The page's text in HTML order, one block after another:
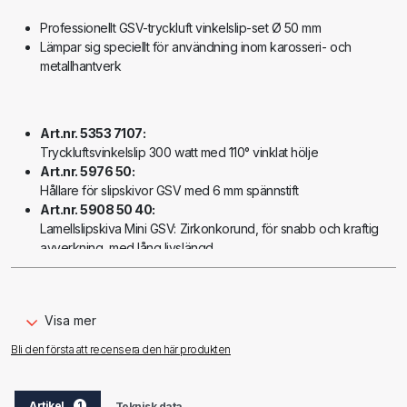
Professionellt GSV-tryckluft vinkelslip-set Ø 50 mm
Lämpar sig speciellt för användning inom karosseri- och
metallhantverk
Art.nr. 5353 7107:
Tryckluftsvinkelslip 300 watt med 110° vinklat hölje
Art.nr. 5976 50:
Hållare för slipskivor GSV med 6 mm spännstift
Art.nr. 5908 50 40:
Lamellslipskiva Mini GSV: Zirkonkorund, för snabb och kraftig
avverkning, med lång livslängd
Art.nr. 5973 50 6150:
Art.nr. 5976 5 50 4:
Slipfleece nylon/keramik Red, GSV FÖRCH 5* hög slipkapacitet
Art.nr. 5976 50 36:
Visa mer
Bli den första att recensera den här produkten